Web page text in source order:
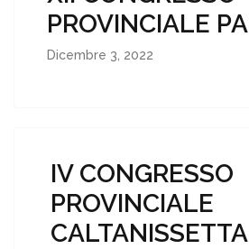
PROVINCIALE
Dicembre 3, 2022
IV CONGRESSO
PROVINCIALE
CALTANISSETTA